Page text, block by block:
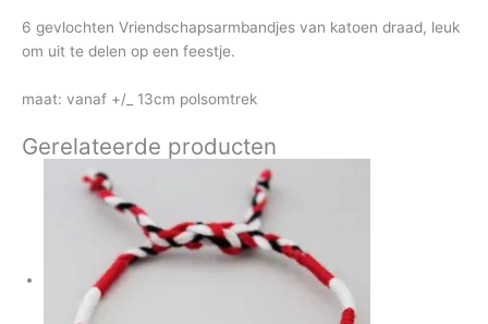
6 gevlochten Vriendschapsarmbandjes van katoen draad, leuk
om uit te delen op een feestje.
maat: vanaf +/_ 13cm polsomtrek
Gerelateerde producten